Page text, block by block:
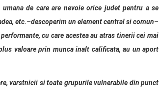
de care are nevoie orice judet pentru a se
etc.–descoperim un element central si comun–
cu care acestea au atras tinerii cei mai
valoare prin munca inalt calificata, au un aport
varstnicii si toate grupurile vulnerabile din punct